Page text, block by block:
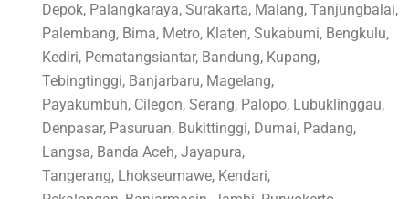
Depok, Palangkaraya, Surakarta, Malang, Tanjungbalai,
Palembang, Bima, Metro, Klaten, Sukabumi, Bengkulu,
Kediri, Pematangsiantar, Bandung, Kupang,
Tebingtinggi, Banjarbaru, Magelang,
Payakumbuh, Cilegon, Serang, Palopo, Lubuklinggau,
Denpasar, Pasuruan, Bukittinggi, Dumai, Padang,
Langsa, Banda Aceh, Jayapura,
Tangerang, Lhokseumawe, Kendari,